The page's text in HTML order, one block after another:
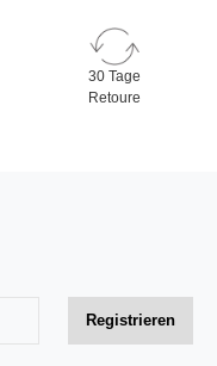
30 Tage
Retoure